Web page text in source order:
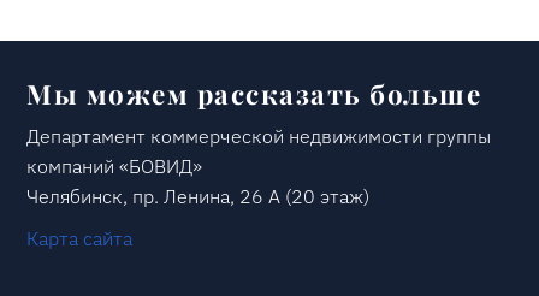
Мы можем рассказать больше
Департамент коммерческой недвижимости группы
компаний «БОВИД»
Челябинск, пр. Ленина, 26 А (20 этаж)
Карта сайта